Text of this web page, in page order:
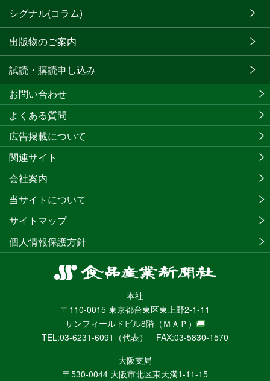
シグナル(コラム)
出版物のご案内
試読・購読申し込み
食
産
業
新
聞
社
ニ
本社
〒110-0015 東京都台東区東上野2-1-11
サンフィールドビル8階 （ＭＡＰ）
TEL:03-6231-6091（代表） FAX:03-5830-1570
大阪支局
〒530-0044 大阪市北区東天満1-11-15
お問い合わせ
よくある質問
広告掲載について
関連サイト
会社案内
当サイトについて
サイトマップ
個人情報保護方針